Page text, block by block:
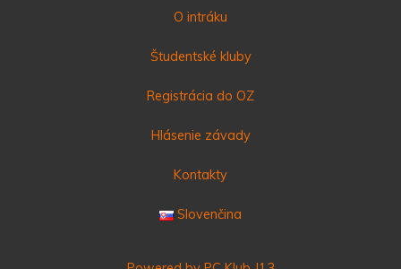
O intráku
Študentské kluby
Registrácia do OZ
Hlásenie závady
Kontakty
Slovenčina